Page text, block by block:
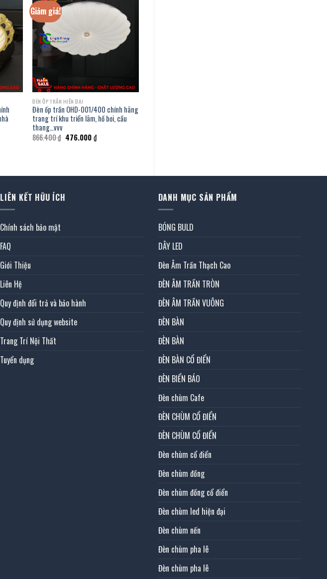
Giảm giá!
ĐÈN ỐP TRẦN HIỆN ĐẠI
Đèn ốp trần OHD-001/400 chính hãng
trang trí khu triển lãm, hồ bơi, cầu
thang…vvv
866.400₫ Giá
gốc
476.000₫Giá
hiện
LIÊN KẾT HỮU ÍCH
Chính sách bảo mật
FAQ
Giới Thiệu
Liên Hệ
Quy định đổi trả và bảo hành
Quy định sử dụng website
Trang Trí Nội Thất
Tuyển dụng
DANH MỤC SẢN PHẨM
BÓNG BULD
DÂY LED
Đèn Âm Trần Thạch Cao
ĐÈN ÂM TRẦN TRÒN
ĐÈN ÂM TRẦN VUÔNG
ĐÈN BÀN
ĐÈN BÀN
ĐÈN BÀN CỔ ĐIỂN
ĐÈN BIỂN BÁO
Đèn chùm Cafe
ĐÈN CHÙM CỔ ĐIỂN
ĐÈN CHÙM CỔ ĐIỂN
Đèn chùm cổ điển
Đèn chùm đồng
Đèn chùm đồng cổ điển
Đèn chùm led hiện đại
Đèn chùm nến
Đèn chùm pha lê
Đèn chùm pha lê